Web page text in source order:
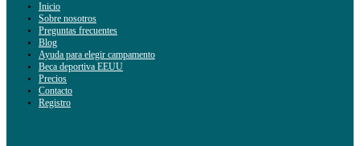
Inicio
Sobre nosotros
Preguntas frecuentes
Blog
Ayuda para elegir campamento
Beca deportiva EEUU
Precios
Contacto
Registro